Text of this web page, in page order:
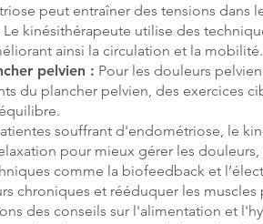
peut entraîner des tensions dans
kinésithérapeute utilise des
ainsi la circulation et la mobilité.
pelvien : Pour les douleurs
du plancher pelvien, des exercices
souffrant d'endométriose, le
pour mieux gérer les douleurs,
comme la biofeedback et
chroniques et rééduquer les muscles
des conseils sur l'alimentation et